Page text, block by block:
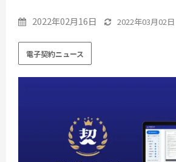
2022年02月16日 2022年03月02日
電子契約ニュース